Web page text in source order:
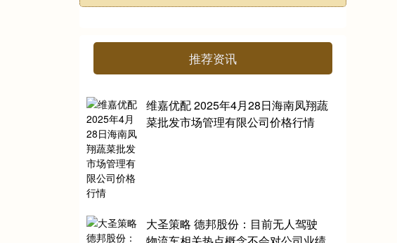
推荐资讯
维嘉优配 2025年4月28日海南凤翔蔬
菜批发市场管理有限公司价格行情
大圣策略 德邦股份：目前无人驾驶